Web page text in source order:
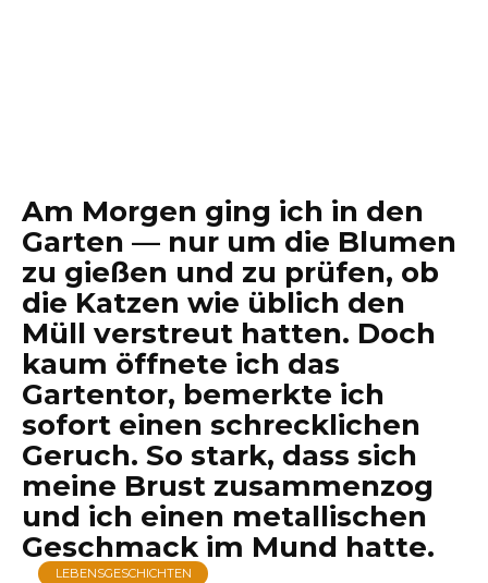
Am Morgen ging ich in den
Garten — nur um die Blumen
zu gießen und zu prüfen, ob
die Katzen wie üblich den
Müll verstreut hatten. Doch
kaum öffnete ich das
Gartentor, bemerkte ich
sofort einen schrecklichen
Geruch. So stark, dass sich
meine Brust zusammenzog
und ich einen metallischen
Geschmack im Mund hatte.
LEBENSGESCHICHTEN